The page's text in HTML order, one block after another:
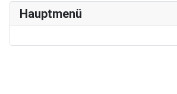
Hauptmenü